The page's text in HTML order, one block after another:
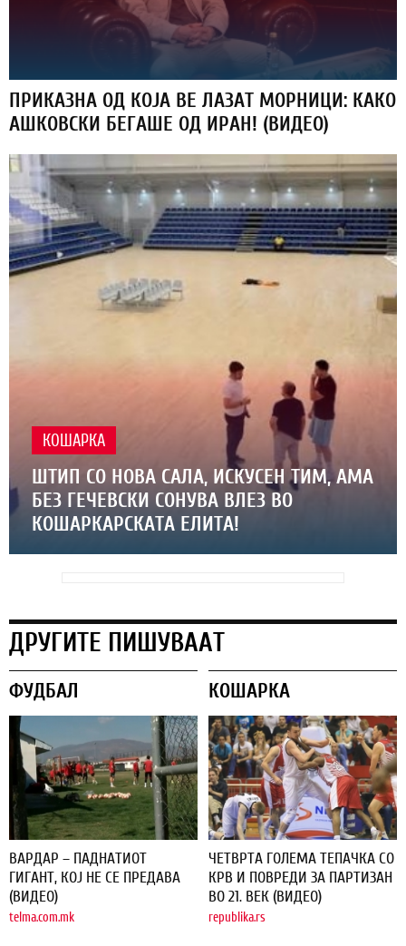
ПРИКАЗНА ОД КОЈА ВЕ ЛАЗАТ МОРНИЦИ: КАКО
АШКОВСКИ БЕГАШЕ ОД ИРАН! (ВИДЕО)
КОШАРКА
ШТИП СО НОВА САЛА, ИСКУСЕН ТИМ, АМА
БЕЗ ГЕЧЕВСКИ СОНУВА ВЛЕЗ ВО
КОШАРКАРСКАТА ЕЛИТА!
ДРУГИТЕ ПИШУВААТ
ФУДБАЛ
ВАРДАР – ПАДНАТИОТ
ГИГАНТ, КОЈ НЕ СЕ ПРЕДАВА
(ВИДЕО)
telma.com.mk
КОШАРКА
ЧЕТВРТА ГОЛЕМА ТЕПАЧКА СО
КРВ И ПОВРЕДИ ЗА ПАРТИЗАН
ВО 21. ВЕК (ВИДЕО)
republika.rs